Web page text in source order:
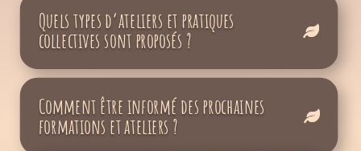
Quels types d’ateliers et pratiques
collectives sont proposés ?
Comment être informé des prochaines
formations et ateliers ?